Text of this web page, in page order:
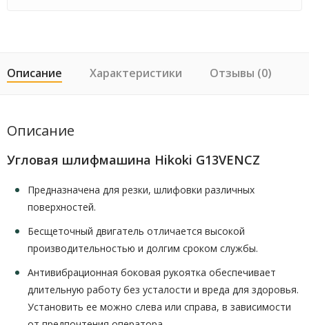
Описание Характеристики Отзывы (0)
Описание
Угловая шлифмашина Hikoki G13VENCZ
Предназначена для резки, шлифовки различных
поверхностей.
Бесщеточный двигатель отличается высокой
производительностью и долгим сроком службы.
Антивибрационная боковая рукоятка обеспечивает
длительную работу без усталости и вреда для здоровья.
Установить ее можно слева или справа, в зависимости